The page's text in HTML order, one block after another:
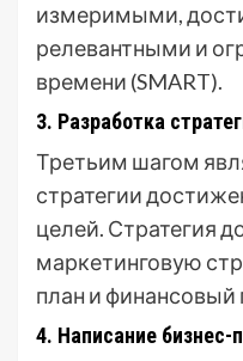
измеримыми,
релевантными и
времени (SMART).
3. Разработка
Третьим шагом
стратегии
целей. Стратегия
маркетинговую
план и финансовый
4. Написание бизнес-